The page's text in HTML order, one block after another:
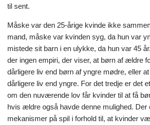
til sent.
Måske var den 25-årige kvinde ikke
mand, måske var kvinden syg, da hun var
mistede sit barn i en ulykke, da hun var 45
der ingen empiri, der viser, at børn af ældre
dårligere liv end børn af yngre mødre, eller
dårligere liv end yngre. For det tredje er det
om den nuværende lov får kvinder til at få
hvis ældre også havde denne mulighed. Der
mekanismer på spil i forhold til, at kvinder